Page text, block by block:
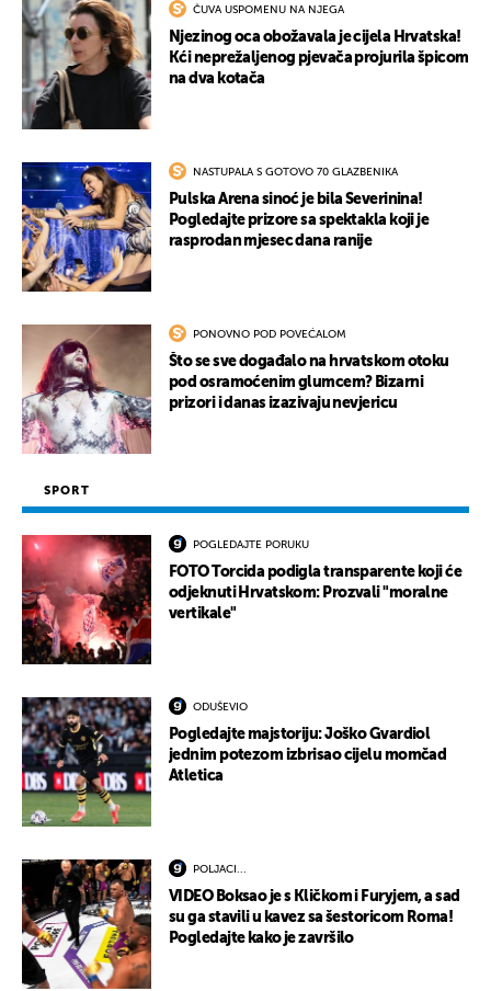
ČUVA USPOMENU NA NJEGA
Njezinog oca obožavala je cijela Hrvatska!
Kći neprežaljenog pjevača projurila špicom
na dva kotača
NASTUPALA S GOTOVO 70 GLAZBENIKA
Pulska Arena sinoć je bila Severinina!
Pogledajte prizore sa spektakla koji je
rasprodan mjesec dana ranije
PONOVNO POD POVEĆALOM
Što se sve događalo na hrvatskom otoku
pod osramoćenim glumcem? Bizarni
prizori i danas izazivaju nevjericu
SPORT
POGLEDAJTE PORUKU
FOTO Torcida podigla transparente koji će
odjeknuti Hrvatskom: Prozvali "moralne
vertikale"
ODUŠEVIO
Pogledajte majstoriju: Joško Gvardiol
jednim potezom izbrisao cijelu momčad
Atletica
POLJACI...
VIDEO Boksao je s Kličkom i Furyjem, a sad
su ga stavili u kavez sa šestoricom Roma!
Pogledajte kako je završilo